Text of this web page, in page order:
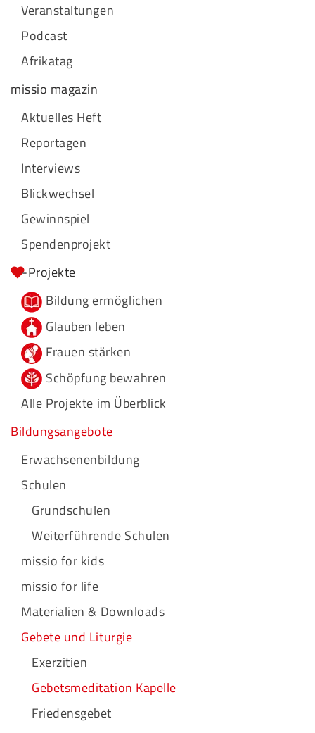
Veranstaltungen
Podcast
Afrikatag
missio magazin
Aktuelles Heft
Reportagen
Interviews
Blickwechsel
Gewinnspiel
Spendenprojekt
-Projekte
Bildung ermöglichen
Glauben leben
Frauen stärken
Schöpfung bewahren
Alle Projekte im Überblick
Bildungsangebote
Erwachsenenbildung
Schulen
Grundschulen
Weiterführende Schulen
missio for kids
missio for life
Materialien & Downloads
Gebete und Liturgie
Exerzitien
Gebetsmeditation Kapelle
Friedensgebet